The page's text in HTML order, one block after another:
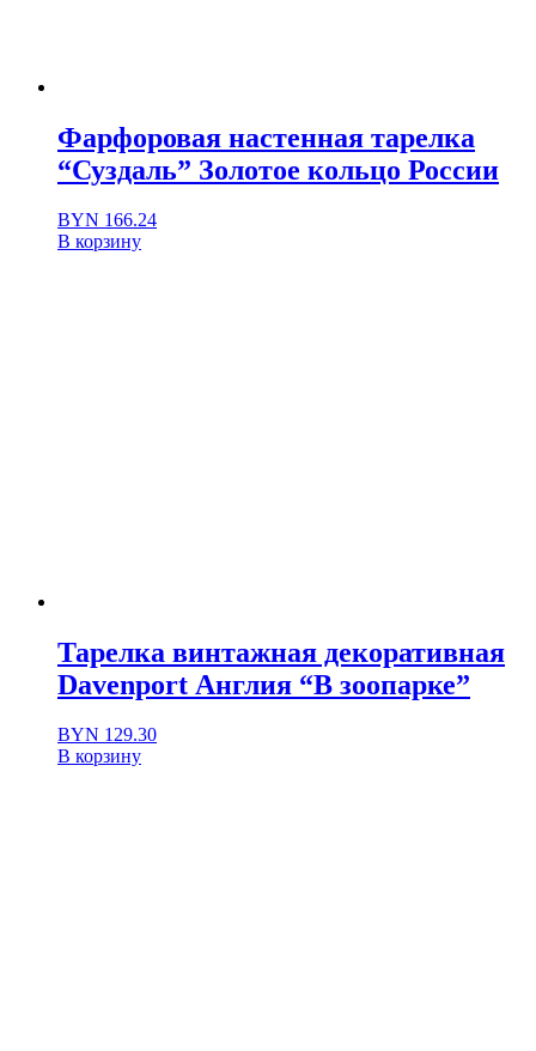
Фарфоровая настенная тарелка
“Суздаль” Золотое кольцо России
BYN 166.24
В корзину
Тарелка винтажная декоративная
Davenport Англия “В зоопарке”
BYN 129.30
В корзину